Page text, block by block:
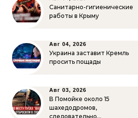
Санитарно-гигиенические
работы в Крыму
Авг 04, 2026
Украина заставит Кремль
просить пощады
Авг 03, 2026
В Помойке около 15
шахедодромов,
следовательно…